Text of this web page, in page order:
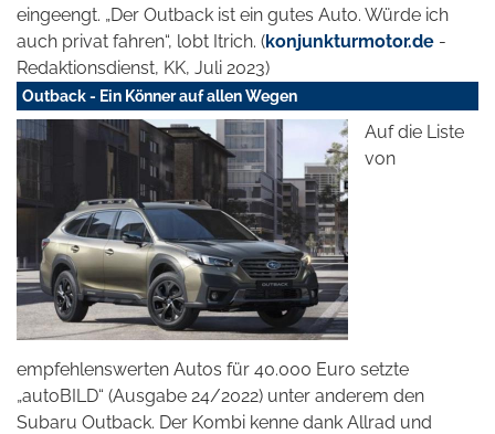
eingeengt. „Der Outback ist ein gutes Auto. Würde ich
auch privat fahren“, lobt Itrich. (konjunkturmotor.de -
Redaktionsdienst, KK, Juli 2023)
Outback - Ein Könner auf allen Wegen
Auf die Liste
von
empfehlenswerten Autos für 40.000 Euro setzte
„autoBILD“ (Ausgabe 24/2022) unter anderem den
Subaru Outback. Der Kombi kenne dank Allrad und